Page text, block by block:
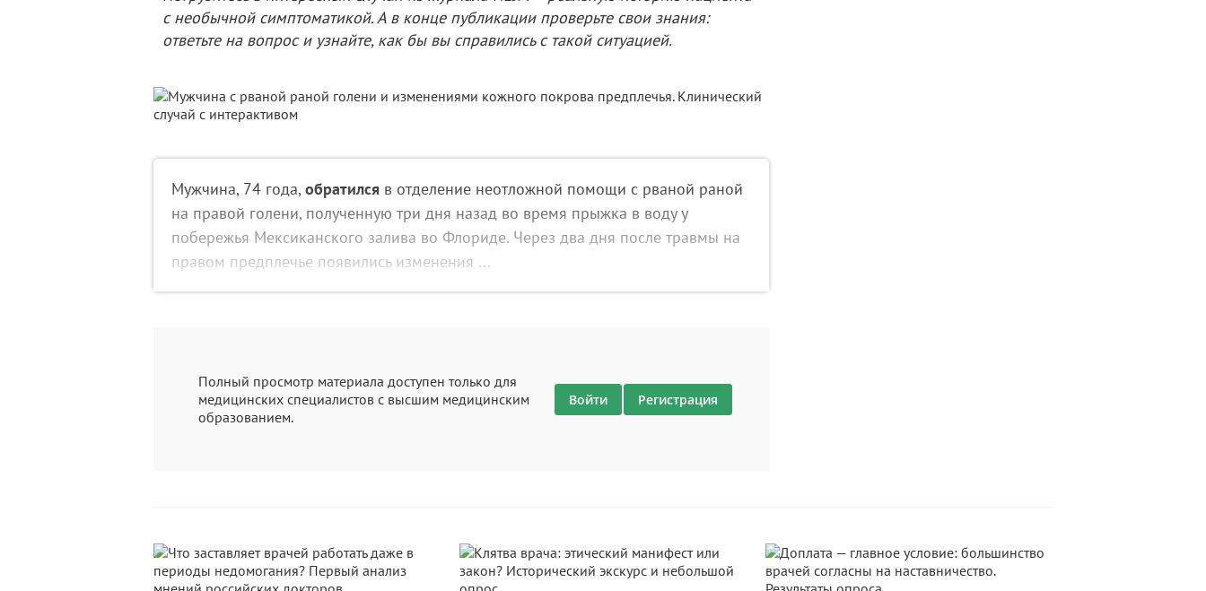
с необычной симптоматикой. А в конце публикации проверьте свои знания:
ответьте на вопрос и узнайте, как бы вы справились с такой ситуацией.
Мужчина, 74 года, обратился в отделение неотложной помощи с рваной раной
на правой голени, полученную три дня назад во время прыжка в воду у
побережья Мексиканского залива во Флориде. Через два дня после травмы на
правом предплечье появились изменения ...
Полный просмотр материала доступен только для
медицинских специалистов с высшим медицинским
образованием.
Войти Регистрация